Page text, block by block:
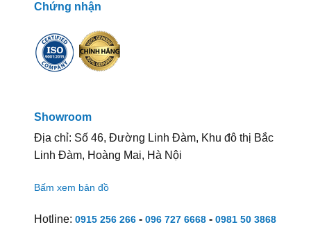
Chứng nhận
Showroom
Địa chỉ: Số 46, Đường Linh Đàm, Khu đô thị Bắc
Linh Đàm, Hoàng Mai, Hà Nội
Bấm xem bản đồ
Hotline: 0915 256 266- 096 727 6668- 0981 50 3868